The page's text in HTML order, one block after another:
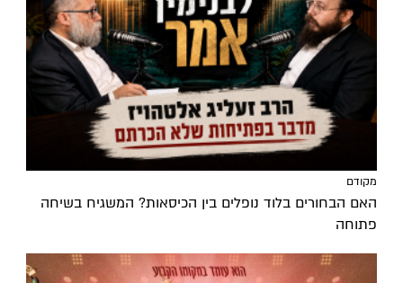
מקודם
האם הבחורים בלוד נופלים בין הכיסאות? המשגיח בשיחה
פתוחה